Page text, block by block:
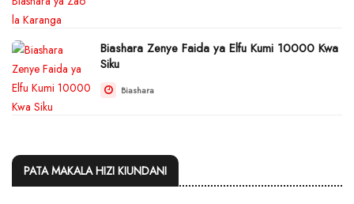
Biashara Zenye Faida ya Elfu Kumi 10000 Kwa
Siku
Biashara
PATA MAKALA HIZI KIUNDANI